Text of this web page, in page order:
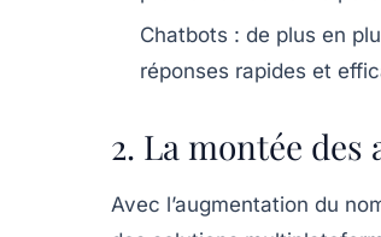
Chatbots : de plus en
réponses rapides et
2. La montée
Avec l’augmentation du